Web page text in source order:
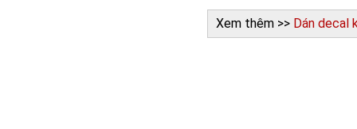
Xem thêm >> Dán decal